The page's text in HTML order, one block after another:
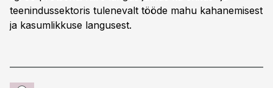
teenindussektoris tulenevalt tööde mahu kahanemisest
ja kasumlikkuse langusest.